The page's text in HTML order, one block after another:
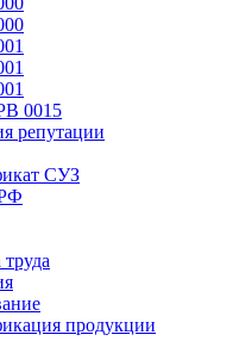
0015
репутации
СУЗ
продукции